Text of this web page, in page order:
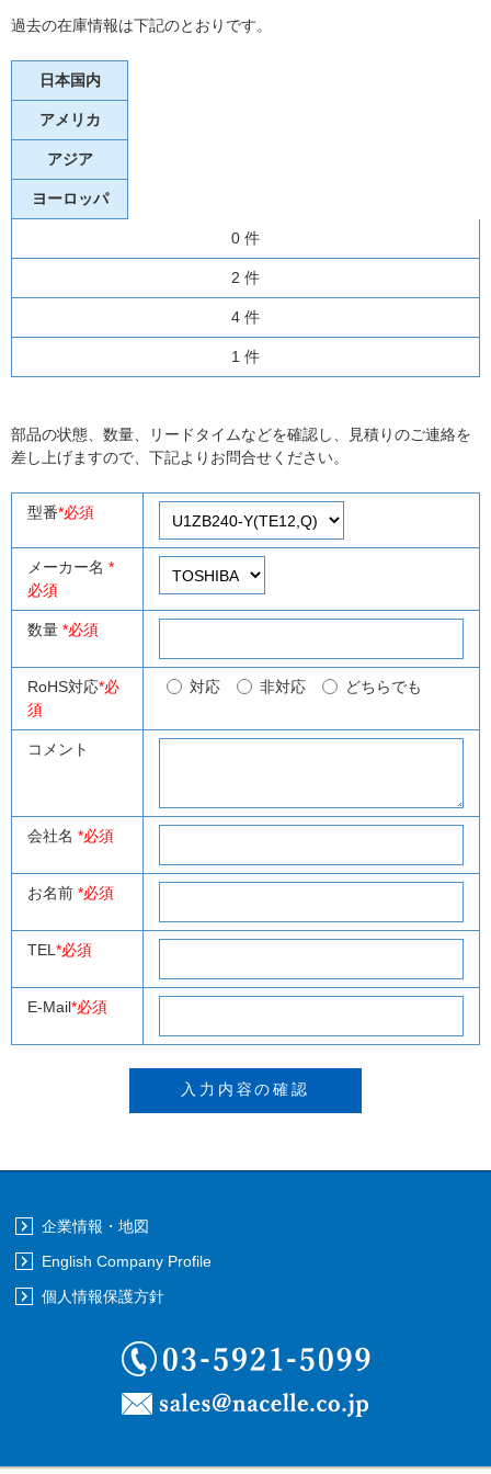
過去の在庫情報は下記のとおりです。
日本国内
アメリカ
アジア
ヨーロッパ
0 件
2 件
4 件
1 件
部品の状態、数量、リードタイムなどを確認し、見積りのご連絡を
差し上げますので、下記よりお問合せください。
型番*必須
メーカー名 *
必須
数量 *必須
RoHS対応*必
須
対応 非対応 どちらでも
コメント
会社名 *必須
お名前 *必須
TEL *必須
E-Mail*必須
企業情報・地図
English Company Profile
個人情報保護方針